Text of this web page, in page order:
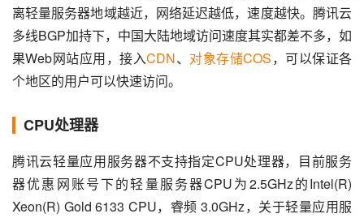
离轻量服务器地域越近，网络延迟越低，速度越快。腾讯云
多线BGP加持下，中国大陆地域访问速度其实都差不多，如
果Web网站应用，接入CDN、 对象存储COS，可以保证各
个地区的用户可以快速访问。
CPU处理器
腾讯云轻量应用服务器不支持指定CPU处理器，目前服务
器优惠网账号下的轻量服务器CPU为2.5GHz的Intel(R)
Xeon(R) Gold 6133 CPU，睿频 3.0GHz，关于轻量应用服